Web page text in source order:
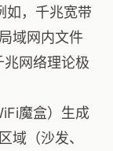
如，千兆宽带
域网内文件
网络理论极
魔盒）生成
域（沙发、